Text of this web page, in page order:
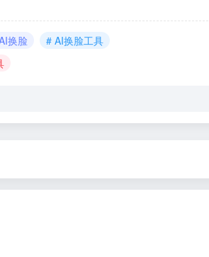
换脸
# AI换脸工具